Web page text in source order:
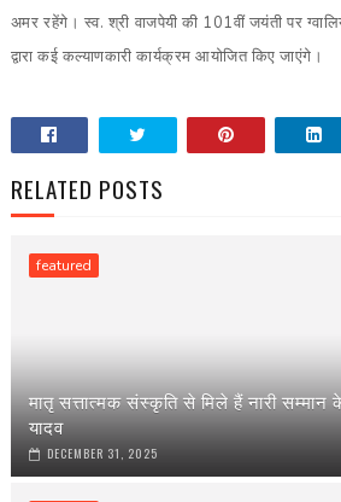
अमर रहेंगे। स्व. श्री वाजपेयी की 101वीं जयंती पर
द्वारा कई कल्याणकारी कार्यक्रम आयोजित किए जाएंगे।
RELATED POSTS
featured
मातृ सत्तात्मक संस्कृति से मिले हैं नारी
यादव
DECEMBER 31, 2025